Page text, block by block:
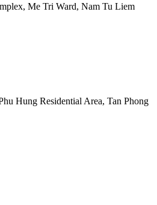
Me Tri Ward, Nam Tu Liem
Hung Residential Area, Tan Phong